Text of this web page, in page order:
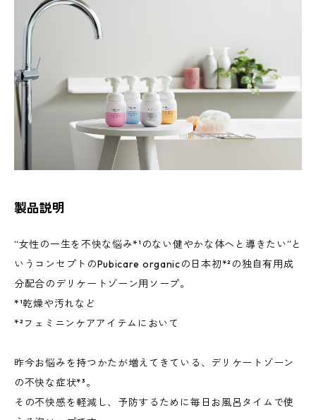
製品説明
“女性の一生を不快な悩み*¹のない健やかな体へと導きたい”と
いうコンセプトのPubicare organicの日本初*²の独自有用成
分配合のデリケートゾーン用ソープ。
*¹乾燥や汚れなど
*²フェミニンケアアイテムにおいて
昨今お悩みを持つかたが増えてきている、デリケートゾーン
の不快な症状*³。
その不快感を軽減し、予防するために毎日お風呂タイムで使